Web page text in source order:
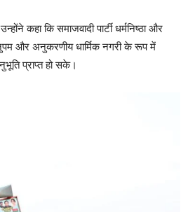
कहा कि समाजवादी पार्टी धर्मनिष्ठा और
और अनुकरणीय धार्मिक नगरी के रूप में
प्राप्त हो सके।